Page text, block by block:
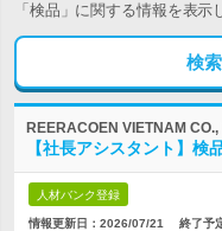
「検品」に関する情報を表示
検
REERACOEN VIETNAM CO.,
【社長アシスタント】検
人材バンク登録
情報更新日：2026/07/21 終了予